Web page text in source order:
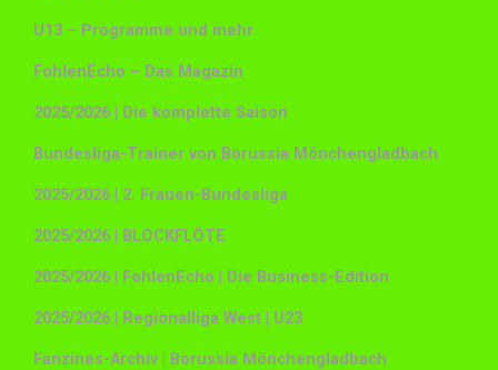
U13 – Programme und mehr
FohlenEcho – Das Magazin
2025/2026 | Die komplette Saison
Bundesliga-Trainer von Borussia Mönchengladbach
2025/2026 | 2. Frauen-Bundesliga
2025/2026 | BLOCKFLÖTE
2025/2026 | FohlenEcho | Die Business-Edition
2025/2026 | Regionalliga West | U23
Fanzines-Archiv | Borussia Mönchengladbach